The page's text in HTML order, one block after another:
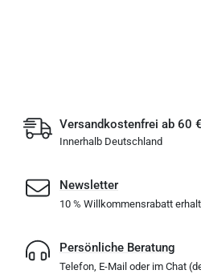
Versandkostenfrei ab 60 €
Innerhalb Deutschland
Newsletter
10 % Willkommensrabatt
Persönliche Beratung
Telefon, E-Mail oder im Chat